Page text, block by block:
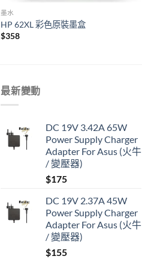
墨水
HP 62XL 彩色原裝墨盒
$358
最新變動
DC 19V 3.42A 65W
Power Supply Charger
Adapter For Asus (火牛
/ 變壓器)
$175
DC 19V 2.37A 45W
Power Supply Charger
Adapter For Asus (火牛
/ 變壓器)
$155